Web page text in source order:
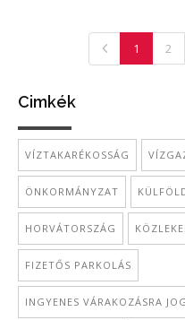
1 2
Cimkék
VÍZTAKARÉKOSSÁG
ÖNKORMÁNYZAT
HORVÁTORSZÁG
FIZETŐS PARKOLÁS
INGYENES VÁRAKOZÁSRA